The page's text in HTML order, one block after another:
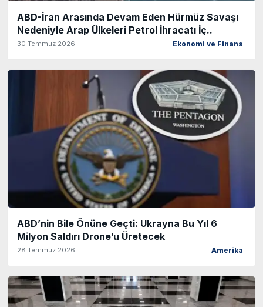
ABD-İran Arasında Devam Eden Hürmüz Savaşı
Nedeniyle Arap Ülkeleri Petrol İhracatı İç..
30 Temmuz 2026 Ekonomi ve Finans
ABD’nin Bile Önüne Geçti: Ukrayna Bu Yıl 6
Milyon Saldırı Drone’u Üretecek
28 Temmuz 2026 Amerika